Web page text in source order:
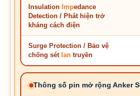
Insulation Impedance
Detection / Phát hiện trở
kháng cách điện
Surge Protection / Bảo vệ
chống sét lantruyền
Thông số pin mở rộng Anker